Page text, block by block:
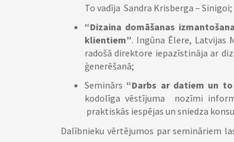
To vadīja Sandra Krisberga – Sinigoi;
“Dizaina domāšanas
klientiem”. Ingūna Ēlere, Latvijas
radošā direktore iepazīstināja ar
ģenerēšanā;
Seminārs “Darbs ar datiem un
kodolīga vēstījuma nozīmi
praktiskās iespējas un sniedza
Dalībnieku vērtējumos par semināriem